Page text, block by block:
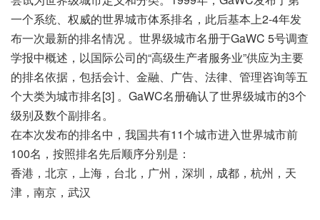
一个系统、权威的世界城市体系排名，此后基本上2-4年发
布一次最新的排名情况 。世界级城市名册于GaWC 5号调查
学报中概述，以国际公司的“高级生产者服务业”供应为主要
的排名依据，包括会计、金融、广告、法律、管理咨询等五
个大类为城市排名[3] 。GaWC名册确认了世界级城市的3个
级别及数个副排名。
在本次发布的排名中，我国共有11个城市进入世界城市前
100名，按照排名先后顺序分别是：
香港，北京，上海，台北，广州，深圳，成都，杭州，天
津，南京，武汉